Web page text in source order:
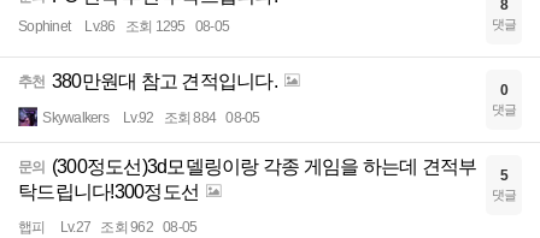
Sophinet Lv.86 조회 1295 08-05
8
댓글
추천 380만원대 참고 견적입니다.
Skywalkers Lv.92 조회 884 08-05
0
댓글
문의
(300정도선)3d모델링이랑 각종 게임을 하는데 견적부
탁드립니다!300정도선
햅피 Lv.27 조회 962 08-05
5
댓글